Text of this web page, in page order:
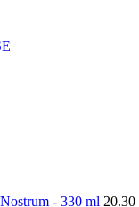
- 330 ml 20.30